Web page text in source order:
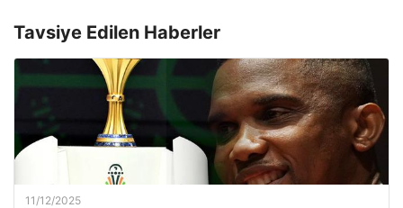
Tavsiye Edilen Haberler
11/12/2025